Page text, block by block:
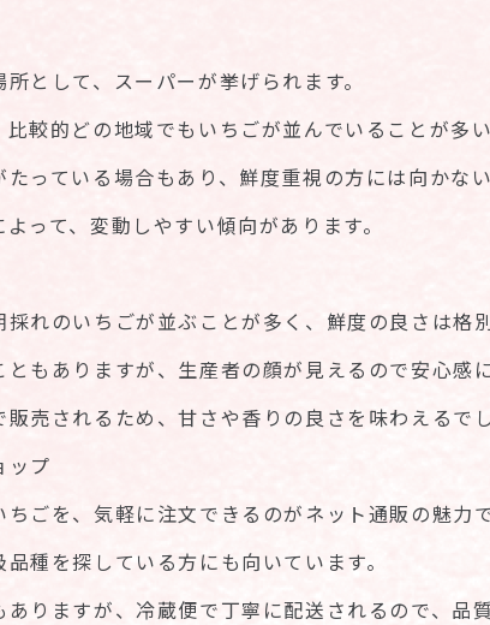
として、スーパーが挙げられます。
較的どの地域でもいちごが並んでいることが多い
っている場合もあり、鮮度重視の方には向かな
って、変動しやすい傾向があります。
れのいちごが並ぶことが多く、鮮度の良さは格別
もありますが、生産者の顔が見えるので安心感
売されるため、甘さや香りの良さを味わえるでし
ップ
ごを、気軽に注文できるのがネット通販の魅力で
種を探している方にも向いています。
りますが、冷蔵便で丁寧に配送されるので、品